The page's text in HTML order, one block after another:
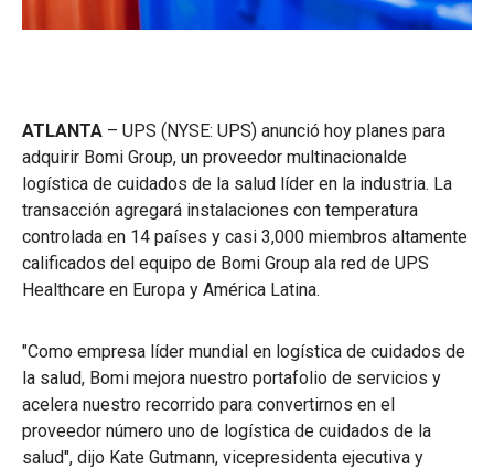
ATLANTA – UPS (NYSE: UPS) anunció hoy planes para
adquirir Bomi Group, un proveedor multinacionalde
logística de cuidados de la salud líder en la industria. La
transacción agregará instalaciones con temperatura
controlada en 14 países y casi 3,000 miembros altamente
calificados del equipo de Bomi Group ala red de UPS
Healthcare en Europa y América Latina.
"Como empresa líder mundial en logística de cuidados de
la salud, Bomi mejora nuestro portafolio de servicios y
acelera nuestro recorrido para convertirnos en el
proveedor número uno de logística de cuidados de la
salud", dijo Kate Gutmann, vicepresidenta ejecutiva y